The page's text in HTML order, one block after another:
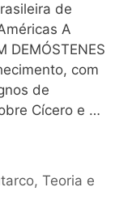
de
A
DEMÓSTENES
com
de
Cícero e …
,Teoria e